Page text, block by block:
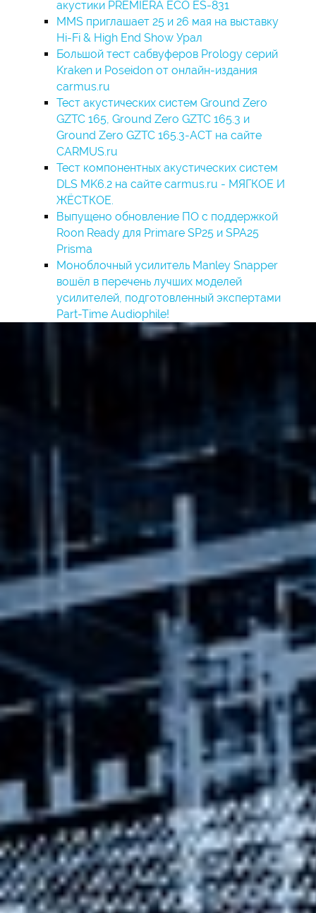
акустики PREMIERA ECO ES-831
MMS приглашает 25 и 26 мая на выставку
Hi-Fi & High End Show Урал
Большой тест сабвуферов Prology серий
Kraken и Poseidon от онлайн-издания
carmus.ru
Тест акустических систем Ground Zero
GZTC 165, Ground Zero GZTC 165.3 и
Ground Zero GZTC 165.3-ACT на сайте
CARMUS.ru
Тест компонентных акустических систем
DLS MK6.2 на сайте carmus.ru - МЯГКОЕ И
ЖЁСТКОЕ.
Выпущено обновление ПО с поддержкой
Roon Ready для Primare SP25 и SPA25
Prisma
Моноблочный усилитель Manley Snapper
вошёл в перечень лучших моделей
усилителей, подготовленный экспертами
Part-Time Audiophile!